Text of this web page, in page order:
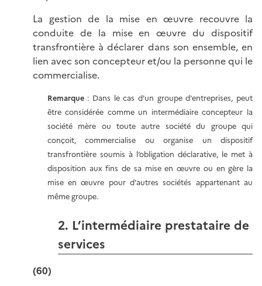
La gestion de la mise en œuvre recouvre la
conduite de la mise en œuvre du dispositif
transfrontière à déclarer dans son ensemble, en
lien avec son concepteur et/ou la personne qui le
commercialise.
Remarque: Dans le cas d'un groupe d'entreprises, peut
être considérée comme un intermédiaire concepteur la
société mère ou toute autre société du groupe qui
conçoit, commercialise ou organise un dispositif
transfrontière soumis à l’obligation déclarative, le met à
disposition aux fins de sa mise en œuvre ou en gère la
mise en œuvre pour d'autres sociétés appartenant au
même groupe.
2. L’intermédiaire prestataire de
services
(60)